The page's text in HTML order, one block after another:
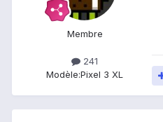
Membre
241
Modèle:Pixel 3 XL